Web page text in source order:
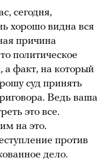
сегодня,
хорошо видна вся
причина
политическое
а факт, на который
суд принять
Ведь ваша
это все.
на это.
против
дело.